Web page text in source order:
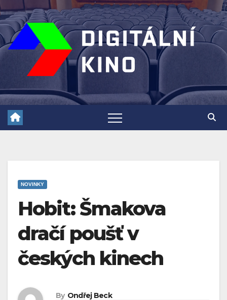
Skip
to
content
NOVINKY
Hobit: Šmakova
dračí poušť v
českých kinech
By Ondřej Beck